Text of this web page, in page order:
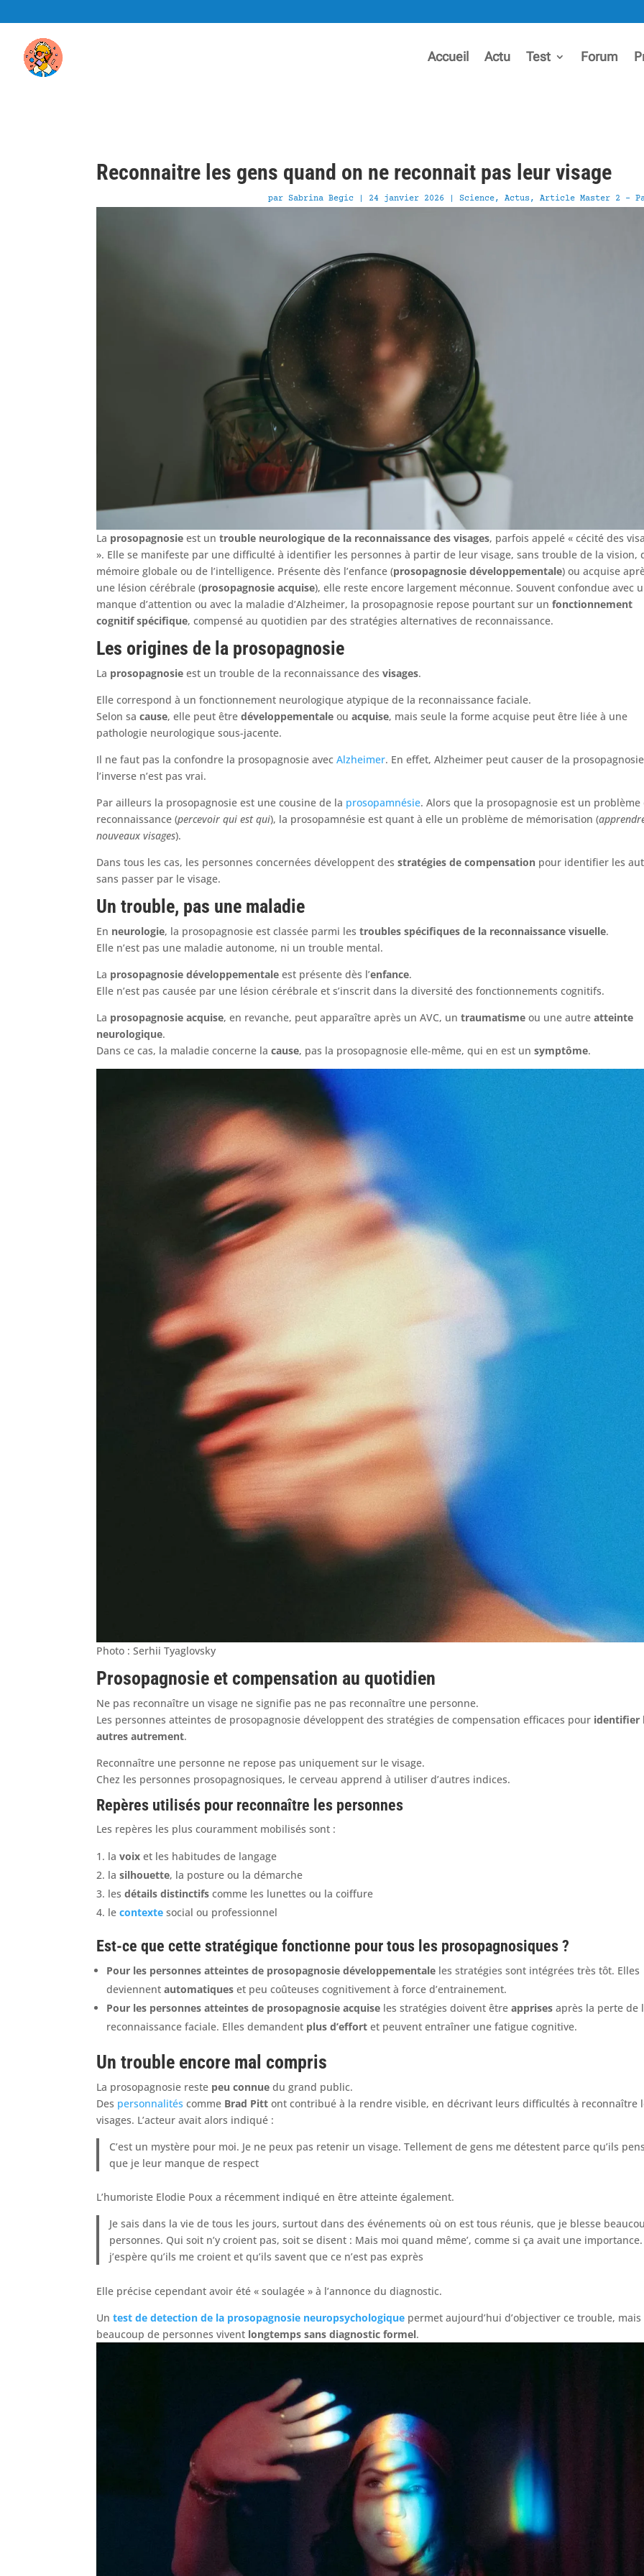
Accueil Actu Test Forum
Reconnaitre les gens quand on ne reconnait pas leur visage
par Sabrina Begic| 24 janvier 2026 Science, Actus , Article Master 2 -
La prosopagnosie est untrouble neurologique de la reconnaissance des visages, parfois appelé « cécité des
». Elle se manifeste par une difficulté à identifier les personnes à partir de leur visage, sans trouble de la vision,
mémoire globale ou de l’intelligence. Présente dès l’enfance (prosopagnosie développementale) ou acquise
une lésion cérébrale (prosopagnosie acquise), elle reste encore largement méconnue. Souvent confondue avec
manque d’attention ou avec la maladie d’Alzheimer, la prosopagnosie repose pourtant sur unfonctionnement
cognitif spécifique, compensé au quotidien par des stratégies alternatives de reconnaissance.
Les origines de la prosopagnosie
La prosopagnosie est un trouble de la reconnaissance desvisages.
Elle correspond à un fonctionnement neurologique atypique de la reconnaissance faciale.
Selon sacause, elle peut êtredéveloppementale ouacquise, mais seule la forme acquise peut être liée à une
pathologie neurologique sous-jacente.
Il ne faut pas la confondre la prosopagnosie avecAlzheimer. En effet, Alzheimer peut causer de la
l’inverse n’est pas vrai.
Par ailleurs la prosopagnosie est une cousine de la prosopamnésie. Alors que la prosopagnosie est un problème
reconnaissance (percevoir qui est qui), la prosopamnésie est quant à elle un problème de mémorisation (
nouveaux visages).
Dans tous les cas, les personnes concernées développent desstratégies de compensation pour identifier les
sans passer par le visage.
Un trouble, pas une maladie
En neurologie, la prosopagnosie est classée parmi lestroubles spécifiques de la reconnaissance visuelle.
Elle n’est pas une maladie autonome, ni un trouble mental.
La prosopagnosie développementale est présente dès l’enfance.
Elle n’est pas causée par une lésion cérébrale et s’inscrit dans la diversité des fonctionnements cognitifs.
La prosopagnosie acquise, en revanche, peut apparaître après un AVC, untraumatisme ou une autreatteinte
neurologique.
Dans ce cas, la maladie concerne lacause, pas la prosopagnosie elle-même, qui en est unsymptôme.
Photo : Serhii Tyaglovsky
Prosopagnosie et compensation au quotidien
Ne pas reconnaître un visage ne signifie pas ne pas reconnaître une personne.
Les personnes atteintes de prosopagnosie développent des stratégies de compensation efficaces pour identifier
autres autrement.
Reconnaître une personne ne repose pas uniquement sur le visage.
Chez les personnes prosopagnosiques, le cerveau apprend à utiliser d’autres indices.
Repères utilisés pour reconnaître les personnes
Les repères les plus couramment mobilisés sont :
lavoix et les habitudes de langage
lasilhouette, la posture ou la démarche
lesdétails distinctifs comme les lunettes ou la coiffure
lecontexte social ou professionnel
Est-ce que cette stratégique fonctionne pour tous les prosopagnosiques ?
Pour les personnes atteintes de prosopagnosie développementale les stratégies sont intégrées très tôt. Elles
deviennentautomatiques et peu coûteuses cognitivement à force d’entrainement.
Pour les personnes atteintes de prosopagnosie acquise les stratégies doivent êtreapprises après la perte de
reconnaissance faciale. Elles demandent plus d’effort et peuvent entraîner une fatigue cognitive.
Un trouble encore mal compris
La prosopagnosie reste peu connue du grand public.
Des personnalités comme Brad Pitt ont contribué à la rendre visible, en décrivant leurs difficultés à reconnaître
visages. L’acteur avait alors indiqué :
C’est un mystère pour moi. Je ne peux pas retenir un visage. Tellement de gens me détestent parce qu’ils
que je leur manque de respect
L’humoriste Elodie Poux a récemment indiqué en être atteinte également.
Je sais dans la vie de tous les jours, surtout dans des événements où on est tous réunis, que je blesse
personnes. Qui soit n’y croient pas, soit se disent : Mais moi quand même’, comme si ça avait une
j’espère qu’ils me croient et qu’ils savent que ce n’est pas exprès
Elle précise cependant avoir été « soulagée » à l’annonce du diagnostic.
Untest de detection de la prosopagnosie neuropsychologique permet aujourd’hui d’objectiver ce trouble, mais
beaucoup de personnes vivent longtemps sans diagnostic formel.